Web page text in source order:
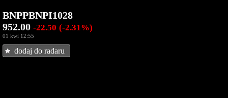
BNPPBNPI1028
952.00 -22.50 (-2.31%)
01 kwi 12:55
dodaj do radaru